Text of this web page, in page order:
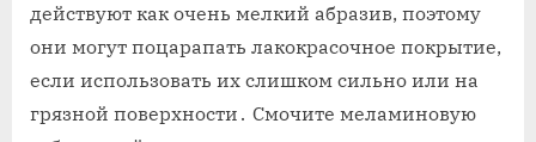
действуют как очень мелкий абразив‚ поэтому
они могут поцарапать лакокрасочное покрытие‚
если использовать их слишком сильно или на
грязной поверхности․ Смочите меламиновую